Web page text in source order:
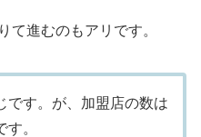
て進むのもアリです。
です。が、加盟店の数は
。